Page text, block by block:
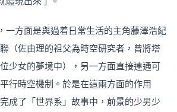
一方面是與過着日常生活的主角藤澤浩紀
（佐由理的祖父為時空研究者，曾將塔
少女的夢境中），另一方面直接連通可
行時空機制。於是在這兩方面的作用
成了「世界系」故事中，前景的少男少